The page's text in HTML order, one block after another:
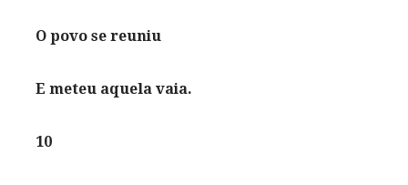
O povo se reuniu
E meteu aquela vaia.
10